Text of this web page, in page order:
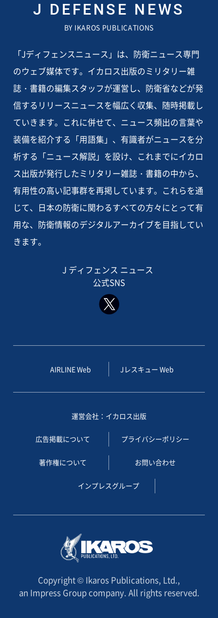
J DEFENSE NEWS
BY IKAROS PUBLICATIONS
「Jディフェンスニュース」は、防衛ニュース専門
のウェブ媒体です。イカロス出版のミリタリー雑
誌・書籍の編集スタッフが運営し、防衛省などが発
信するリリースニュースを幅広く収集、随時掲載し
ていきます。これに併せて、ニュース頻出の言葉や
装備を紹介する「用語集」、有識者がニュースを分
析する「ニュース解説」を設け、これまでにイカロ
ス出版が発行したミリタリー雑誌・書籍の中から、
有用性の高い記事群を再掲しています。これらを通
じて、日本の防衛に関わるすべての方々にとって有
用な、防衛情報のデジタルアーカイブを目指してい
きます。
J ディフェンス ニュース
公式SNS
AIRLINE Web Jレスキュー Web
運営会社：イカロス出版
広告掲載について プライバシーポリシー
著作権について お問い合わせ
インプレスグループ
Copyright © Ikaros Publications, Ltd.,
an Impress Group company. All rights reserved.